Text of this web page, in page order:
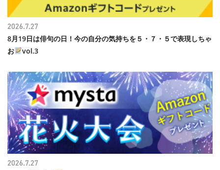
8月19日は俳句の日！今の自分の気持ちを５・７・５で表現しちゃ
お
vol.3
2026.7.27
2026.7.27